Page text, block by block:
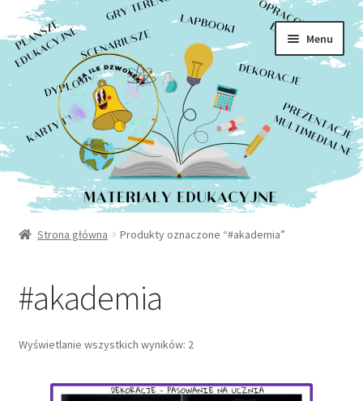
Przejdź
do
nawigacji
Przejdź
do
treści
Menu
Sklep
Rozwiń
menu
Moje konto
Kontakt
Strona główna Produkty oznaczone “#akademia”
#akademia
Wyświetlanie wszystkich wyników: 2Posortowane